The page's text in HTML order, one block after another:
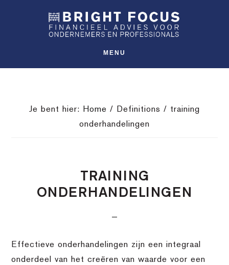
inhoud
MENU
Je bent hier: Home / Definitions / training
onderhandelingen
TRAINING
ONDERHANDELINGEN
Effectieve onderhandelingen zijn een integraal
onderdeel van het creëren van waarde voor een